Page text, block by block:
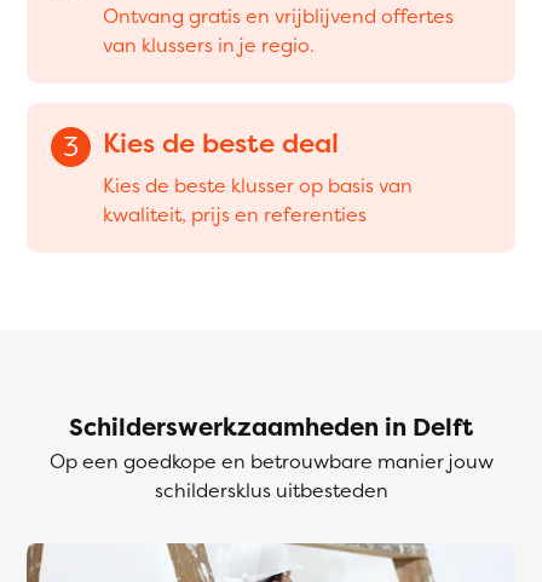
Ontvang gratis en vrijblijvend offertes
van klussers in je regio.
3 Kies de beste deal
Kies de beste klusser op basis van
kwaliteit, prijs en referenties
Schilderswerkzaamheden in Delft
Op een goedkope en betrouwbare manier jouw
schildersklus uitbesteden